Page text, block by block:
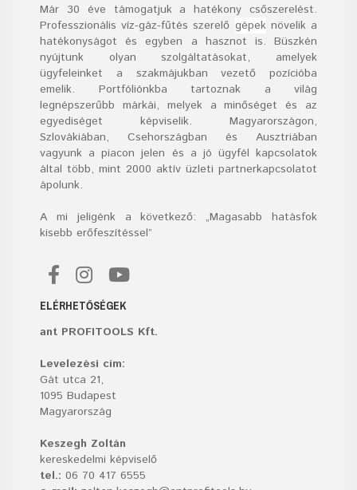
Már 30 éve támogatjuk a hatékony csőszerelést.
Professzionális víz-gáz-fűtés szerelő gépeknövelik a
hatékonyságot és egyben a hasznot is. Büszkén
nyújtunk olyan szolgáltatásokat, amelyek
ügyfeleinket a szakmájukban vezető pozícióba
emelik. Portfóliónkba tartoznak a világ
legnépszerűbb márkái, melyek a minőséget és az
egyediséget képviselik. Magyarországon,
Szlovákiában, Csehországban és Ausztriában
vagyunk a piacon jelen és a jó ügyfél kapcsolatok
által több, mint 2000 aktív üzleti partnerkapcsolatot
ápolunk.
A mi jeligénk a következő: „Magasabb hatásfok
kisebb erőfeszítéssel”
ELÉRHETŐSÉGEK
ant PROFITOOLS Kft.
Levelezési cím:
Gát utca 21,
1095 Budapest
Magyarország
Keszegh Zoltán
kereskedelmi képviselő
tel.: 06 70 417 6555